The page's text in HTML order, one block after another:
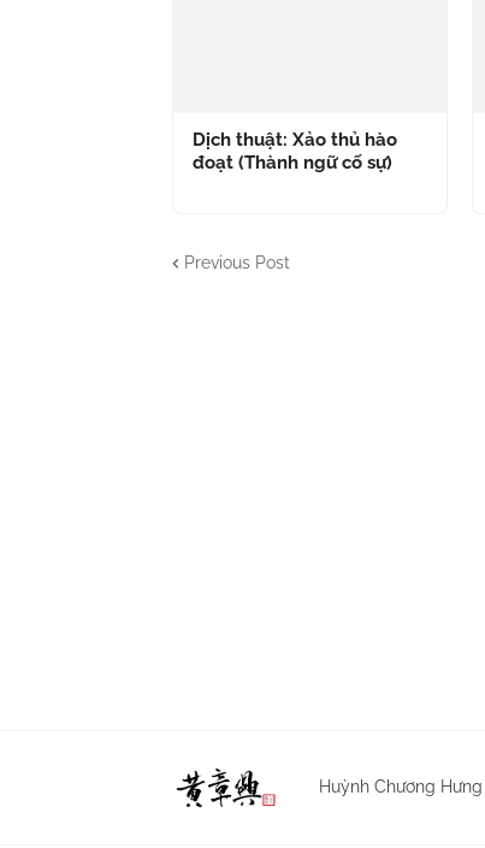
Dịch thuật: Xảo thủ hào
đoạt (Thành ngữ cố sự)
Previous Post
Huỳnh Chương Hưng